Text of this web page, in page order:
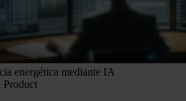
energética mediante IA
Product